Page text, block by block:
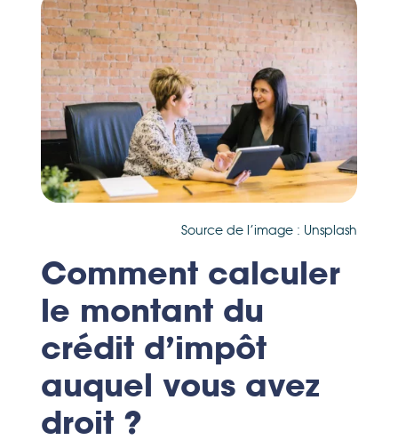
Source de l’image : Unsplash
Comment calculer
le montant du
crédit d’impôt
auquel vous avez
droit ?